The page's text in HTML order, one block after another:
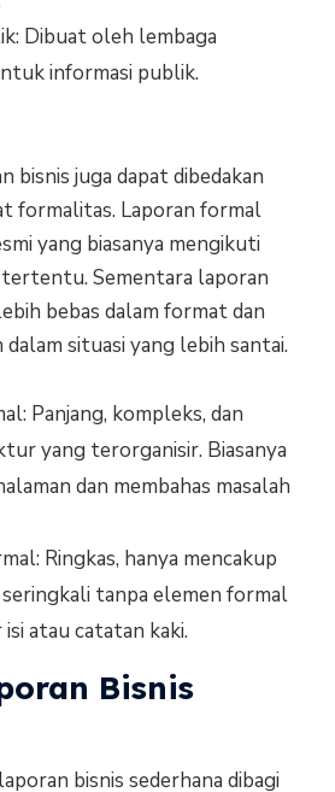
Dibuat oleh lembaga
informasi publik.
bisnis juga dapat dibedakan
formalitas. Laporan formal
yang biasanya mengikuti
Sementara laporan
bebas dalam format dan
dalam situasi yang lebih santai.
Panjang, kompleks, dan
yang terorganisir. Biasanya
dan membahas masalah
Ringkas, hanya mencakup
tanpa elemen formal
atau catatan kaki.
Bisnis
bisnis sederhana dibagi